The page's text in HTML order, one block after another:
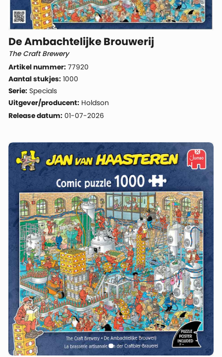
De Ambachtelijke Brouwerij
The Craft Brewery
Artikel nummer: 77920
Aantal stukjes: 1000
Serie: Specials
Uitgever/producent: Holdson
Release datum: 01-07-2026